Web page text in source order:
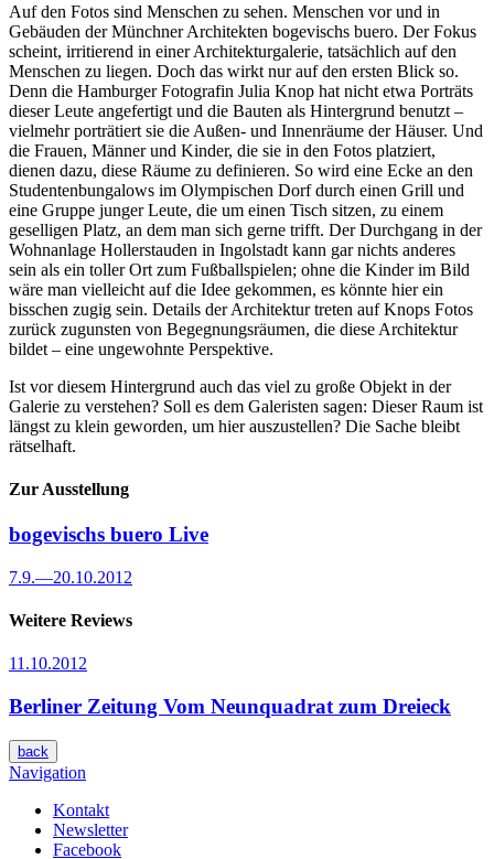
Auf den Fotos sind Menschen zu sehen. Menschen vor und in
Gebäuden der Münchner Architekten bogevischs buero. Der Fokus
scheint, irritierend in einer Architekturgalerie, tatsächlich auf den
Menschen zu liegen. Doch das wirkt nur auf den ersten Blick so.
Denn die Hamburger Fotografin Julia Knop hat nicht etwa Porträts
dieser Leute angefertigt und die Bauten als Hintergrund benutzt –
vielmehr por­trätiert sie die Außen- und Innenräume der Häuser. Und
die Frauen, Männer und Kinder, die sie in den Fotos platziert,
dienen dazu, diese Räume zu definieren. So wird eine Ecke an den
Studentenbungalows im Olympischen Dorf durch einen Grill und
eine Gruppe junger Leute, die um einen Tisch sitzen, zu einem
geselligen Platz, an dem man sich gerne trifft. Der Durchgang in der
Wohnanlage Hollerstauden in Ingolstadt kann gar nichts anderes
sein als ein toller Ort zum Fußballspielen; ohne die Kinder im Bild
wäre man vielleicht auf die Idee gekom­men, es könnte hier ein
bisschen zugig sein. Details der Architektur treten auf Knops Fotos
zurück zugunsten von Begegnungsräumen, die diese Architektur
bildet – eine ungewohnte Perspektive.
Ist vor diesem Hintergrund auch das viel zu große Objekt in der
Galerie zu verstehen? Soll es dem Galeristen sagen: Dieser Raum ist
längst zu klein geworden, um hier auszustellen? Die Sache bleibt
rätselhaft.
Zur Ausstellung
bogevischs buero Live
7.9.—20.10.2012
Weitere Reviews
11.10.2012
Berliner Zeitung Vom Neunquadrat zum Dreieck
back
Navigation
Kontakt
Newsletter
Facebook